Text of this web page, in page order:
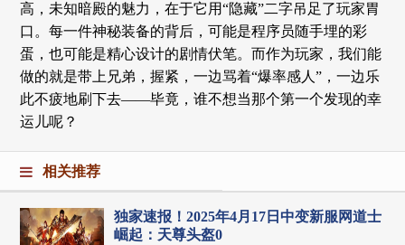
高，未知暗殿的魅力，在于它用“隐藏”二字吊足了玩家胃
口。每一件神秘装备的背后，可能是程序员随手埋的彩
蛋，也可能是精心设计的剧情伏笔。而作为玩家，我们能
做的就是带上兄弟，握紧，一边骂着“爆率感人”，一边乐
此不疲地刷下去——毕竟，谁不想当那个第一个发现的幸
运儿呢？
相关推荐
独家速报！2025年4月17日中变新服网道士
崛起：天尊头盔0